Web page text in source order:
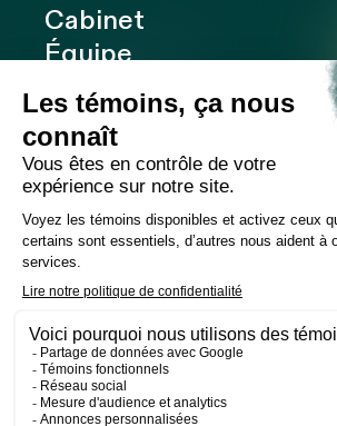
Cabinet
Équipe
Expertises
Bureaux
Carrière
Transactions
Nouvelles
Contact
LinkedIn Instagram